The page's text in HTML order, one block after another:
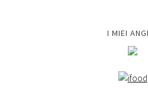
I MIEI